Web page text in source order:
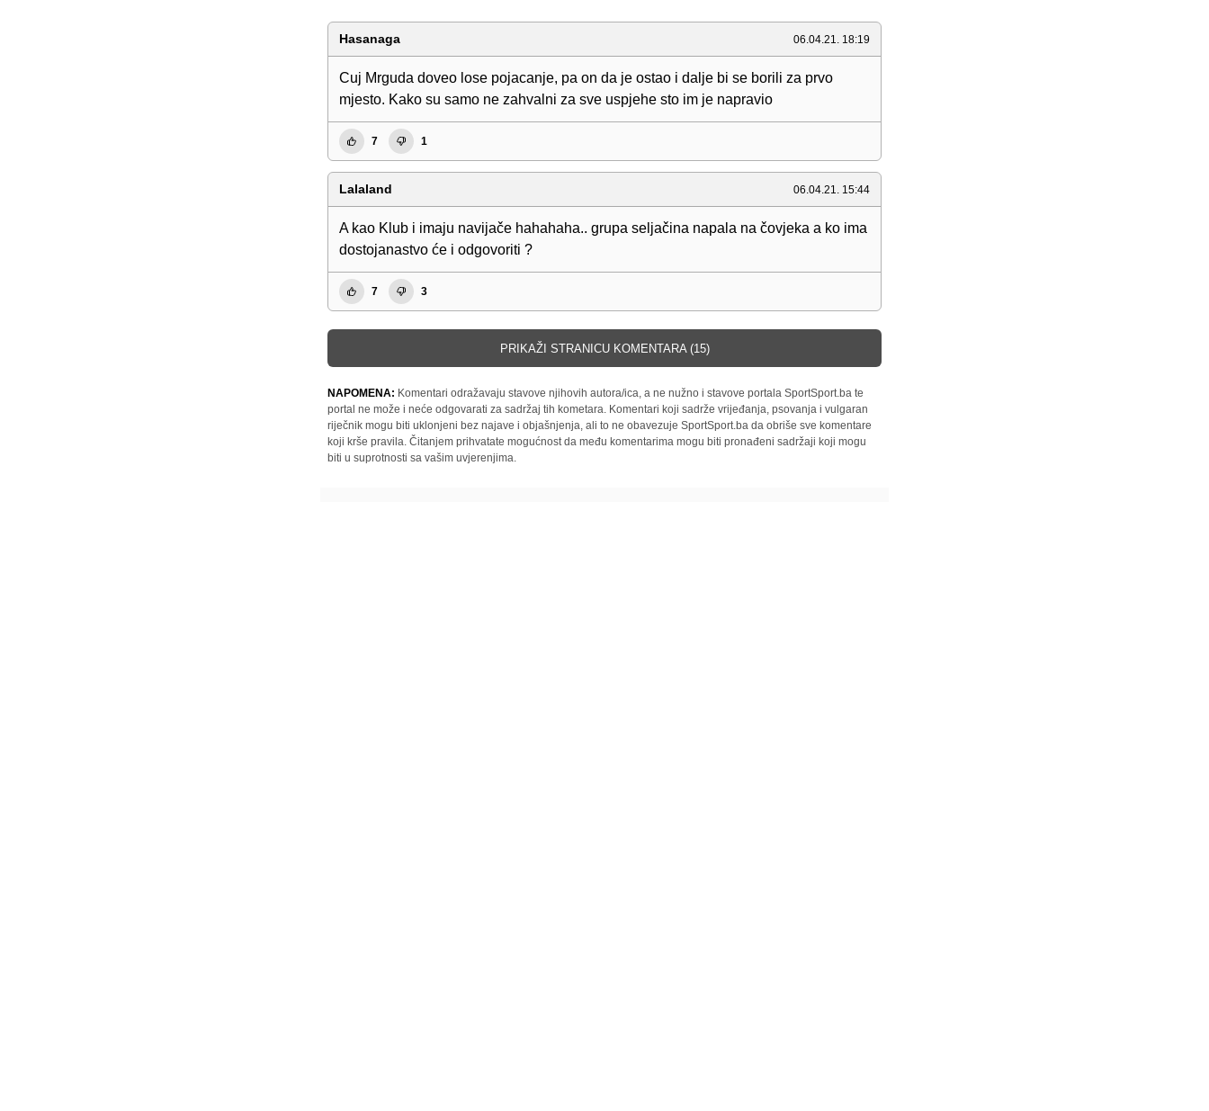
Hasanaga 06.04.21. 18:19
Cuj Mrguda doveo lose pojacanje, pa on da je ostao i dalje bi se borili za prvo
mjesto. Kako su samo ne zahvalni za sve uspjehe sto im je napravio
7 1
Lalaland 06.04.21. 15:44
A kao Klub i imaju navijače hahahaha.. grupa seljačina napala na čovjeka a ko ima
dostojanastvo će i odgovoriti ?
7 3
PRIKAŽI STRANICU KOMENTARA (15)
NAPOMENA: Komentari odražavaju stavove njihovih autora/ica, a ne nužno i stavove portala SportSport.ba te
portal ne može i neće odgovarati za sadržaj tih kometara. Komentari koji sadrže vrijeđanja, psovanja i vulgaran
riječnik mogu biti uklonjeni bez najave i objašnjenja, ali to ne obavezuje SportSport.ba da obriše sve komentare
koji krše pravila. Čitanjem prihvatate mogućnost da među komentarima mogu biti pronađeni sadržaji koji mogu
biti u suprotnosti sa vašim uvjerenjima.